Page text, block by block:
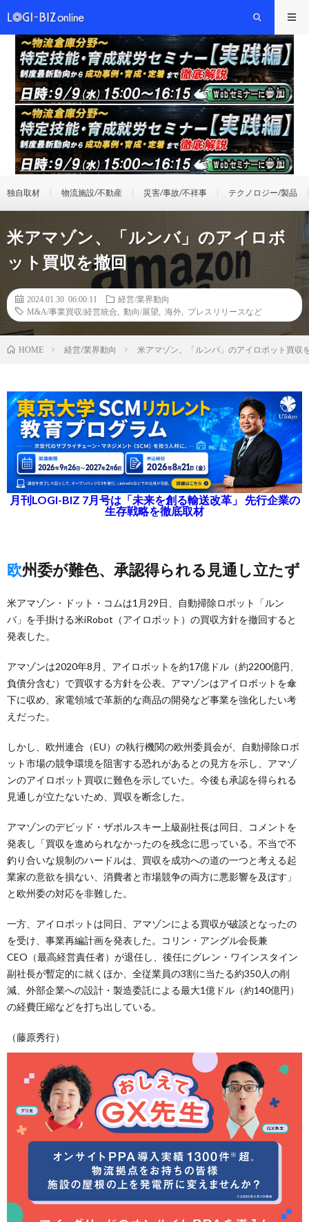
独自取材 物流施設/不動産 災害/事故/不祥事 テクノロジー/製品
米アマゾン、「ルンバ」のアイロボ
ット買収を撤回
2024.01.30 06:00:11
経営/業界動向
M&A/事業買収/経営統合
動向/展望 海外 プレスリリースなど
HOME 経営/業界動向 米アマゾン、「ルンバ」のアイロボット買収
月刊LOGI-BIZ 7月号は「未来を創る輸送改革」 先行企業の
生存戦略を徹底取材
欧州委が難色、承認得られる見通し立たず
米アマゾン・ドット・コムは1月29日、自動掃除ロボット「ルン
バ」を手掛ける米iRobot（アイロボット）の買収方針を撤回すると
発表した。
アマゾンは2020年8月、アイロボットを約17億ドル（約2200億円、
負債分含む）で買収する方針を公表。アマゾンはアイロボットを傘
下に収め、家電領域で革新的な商品の開発など事業を強化したい考
えだった。
しかし、欧州連合（EU）の執行機関の欧州委員会が、自動掃除ロボ
ット市場の競争環境を阻害する恐れがあるとの見方を示し、アマゾ
ンのアイロボット買収に難色を示していた。今後も承認を得られる
見通しが立たないため、買収を断念した。
アマゾンのデビッド・ザポルスキー上級副社長は同日、コメントを
発表し「買収を進められなかったのを残念に思っている。不当で不
釣り合いな規制のハードルは、買収を成功への道の一つと考える起
業家の意欲を損ない、消費者と市場競争の両方に悪影響を及ぼす」
と欧州委の対応を非難した。
一方、アイロボットは同日、アマゾンによる買収が破談となったの
を受け、事業再編計画を発表した。コリン・アングル会長兼
CEO（最高経営責任者）が退任し、後任にグレン・ワインスタイン
副社長が暫定的に就くほか、全従業員の3割に当たる約350人の削
減、外部企業への設計・製造委託による最大1億ドル（約140億円）
の経費圧縮などを打ち出している。
（藤原秀行）